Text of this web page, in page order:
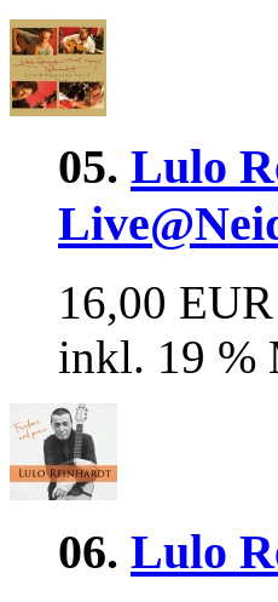
05. Lulo
16,00 EUR
inkl. 19 %
06. Lulo